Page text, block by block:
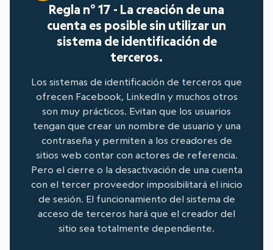
Regla n° 17 - La creación de una
cuenta es posible sin utilizar un
sistema de identificación de
terceros.
Los sistemas de identificación de terceros que
ofrecen Facebook, LinkedIn y muchos otros
son muy prácticos. Evitan que los usuarios
tengan que crear un nombre de usuario y una
contraseña y permiten a los creadores de
sitios web contar con actores de referencia.
Pero el cierre o la desactivación de una cuenta
con el tercer proveedor imposibilitará el inicio
de sesión. El funcionamiento del sistema de
acceso de terceros hará que el creador del
sitio sea totalmente dependiente.